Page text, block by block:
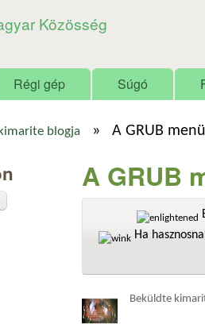
Közösség
Régi gép Súgó
kimarite blogja » A GRUB
A GRUB
Ha
Beküldte